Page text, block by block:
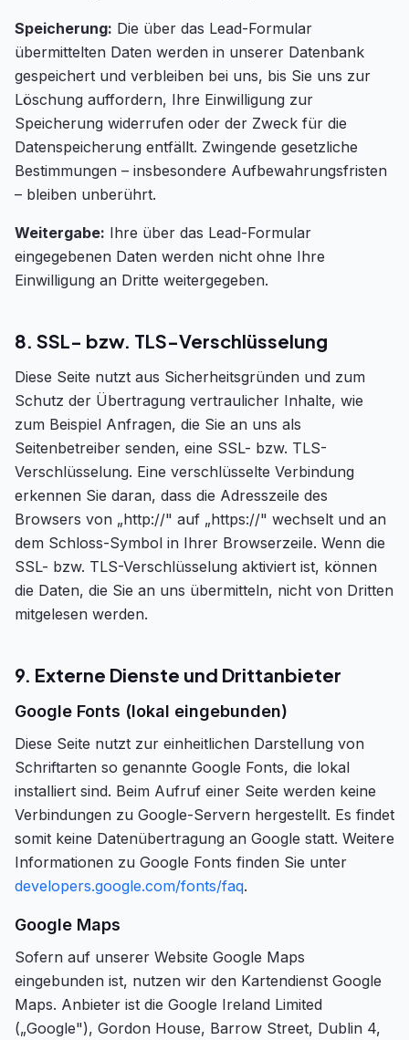
Speicherung: Die über das Lead-Formular
übermittelten Daten werden in unserer Datenbank
gespeichert und verbleiben bei uns, bis Sie uns zur
Löschung auffordern, Ihre Einwilligung zur
Speicherung widerrufen oder der Zweck für die
Datenspeicherung entfällt. Zwingende gesetzliche
Bestimmungen – insbesondere Aufbewahrungsfristen
– bleiben unberührt.
Weitergabe: Ihre über das Lead-Formular
eingegebenen Daten werden nicht ohne Ihre
Einwilligung an Dritte weitergegeben.
8. SSL- bzw. TLS-Verschlüsselung
Diese Seite nutzt aus Sicherheitsgründen und zum
Schutz der Übertragung vertraulicher Inhalte, wie
zum Beispiel Anfragen, die Sie an uns als
Seitenbetreiber senden, eine SSL- bzw. TLS-
Verschlüsselung. Eine verschlüsselte Verbindung
erkennen Sie daran, dass die Adresszeile des
Browsers von „http://" auf „https://" wechselt und an
dem Schloss-Symbol in Ihrer Browserzeile. Wenn die
SSL- bzw. TLS-Verschlüsselung aktiviert ist, können
die Daten, die Sie an uns übermitteln, nicht von Dritten
mitgelesen werden.
9. Externe Dienste und Drittanbieter
Google Fonts (lokal eingebunden)
Diese Seite nutzt zur einheitlichen Darstellung von
Schriftarten so genannte Google Fonts, die lokal
installiert sind. Beim Aufruf einer Seite werden keine
Verbindungen zu Google-Servern hergestellt. Es findet
somit keine Datenübertragung an Google statt. Weitere
Informationen zu Google Fonts finden Sie unter
developers.google.com/fonts/faq.
Google Maps
Sofern auf unserer Website Google Maps
eingebunden ist, nutzen wir den Kartendienst Google
Maps. Anbieter ist die Google Ireland Limited
(„Google"), Gordon House, Barrow Street, Dublin 4,